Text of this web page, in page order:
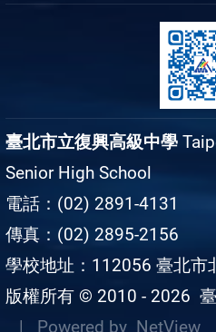
臺北市立復興高級中學
Senior High School
電話：(02) 2891-4131
傳真：(02) 2895-2156
學校地址：112056 臺北市
版權所有 © 2010 - 2026
| Powered by NetView